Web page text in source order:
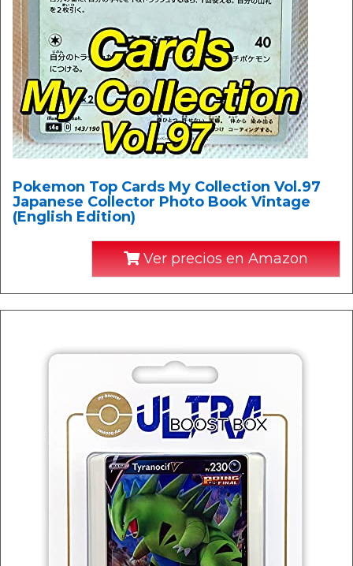
Pokemon Top Cards My Collection Vol.97
Japanese Collector Photo Book Vintage
(English Edition)
Ver precios en Amazon